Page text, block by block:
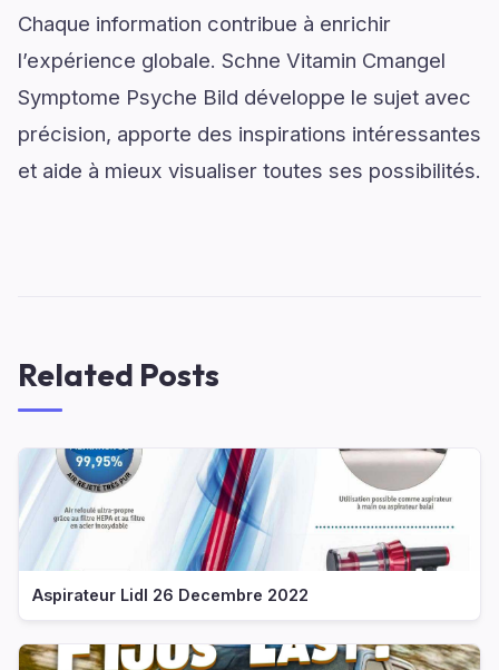
Chaque information contribue à enrichir
l’expérience globale. Schne Vitamin Cmangel
Symptome Psyche Bild développe le sujet avec
précision, apporte des inspirations intéressantes
et aide à mieux visualiser toutes ses possibilités.
Related Posts
Aspirateur Lidl 26 Decembre 2022